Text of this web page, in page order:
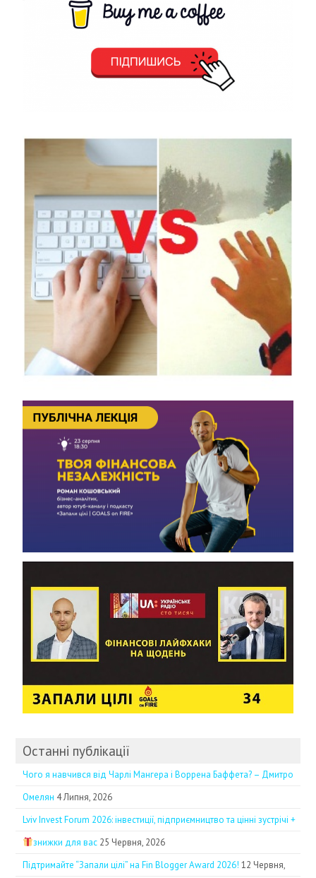
Останні публікації
Чого я навчився від Чарлі Мангера і Воррена Баффета? – Дмитро
Омелян 4 Липня, 2026
Lviv Invest Forum 2026: інвестиції, підприємництво та цінні зустрічі +
знижки для вас 25 Червня, 2026
Підтримайте “Запали цілі” на Fin Blogger Award 2026! 12 Червня,